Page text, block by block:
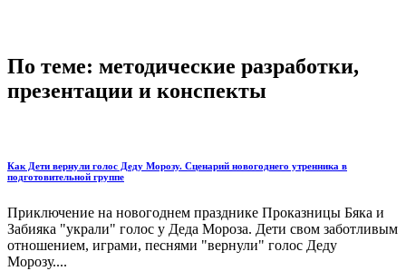
По теме: методические разработки,
презентации и конспекты
Как Дети вернули голос Деду Морозу. Сценарий новогоднего утренника в
подготовительной группе
Приключение на новогоднем празднике Проказницы Бяка и
Забияка "украли" голос у Деда Мороза. Дети свом заботливым
отношением, играми, песнями "вернули" голос Деду
Морозу....